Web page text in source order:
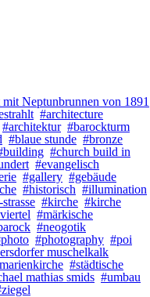
Neptunbrunnen von 1891
#architecture
#architektur #barockturm
#blaue stunde #bronze
#church build in
#evangelisch
#gallery #gebäude
#historisch #illumination
#kirche #kirche
#märkische
#neogotik
#photography #poi
muschelkalk
#städtische
mathias smids #umbau